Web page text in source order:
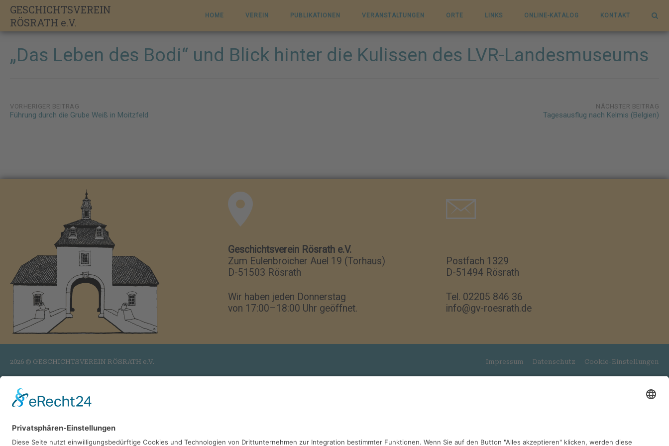
Skip
content
GESCHICHTSVEREIN
RÖSRATH e.V.
HOME VEREIN PUBLIKATIONEN VERANSTALTUNGEN ORTE LINKS ONLINE-KATALOG KONTAKT
„Das Leben des Bodi“ und Blick hinter die Kulissen des LVR-Landesmuseums
Post
VORHERIGER BEITRAG
Führung durch die Grube Weiß in Moitzfeld
NÄCHSTER BEITRAG
Tagesausflug nach Kelmis (Belgien)
Geschichtsverein Rösrath e.V.
Zum Eulenbroicher Auel 19 (Torhaus)
D-51503 Rösrath
Wir haben jeden Donnerstag
von 17:00–18:00 Uhr geöffnet.
Postfach 1329
D-51494 Rösrath
Tel. 02205 846 36
info@gv-roesrath.de
2026 © GESCHICHTSVEREIN RÖSRATH e.V. Impressum Datenschutz Cookie-Einstellungen